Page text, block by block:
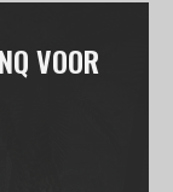
VOOR